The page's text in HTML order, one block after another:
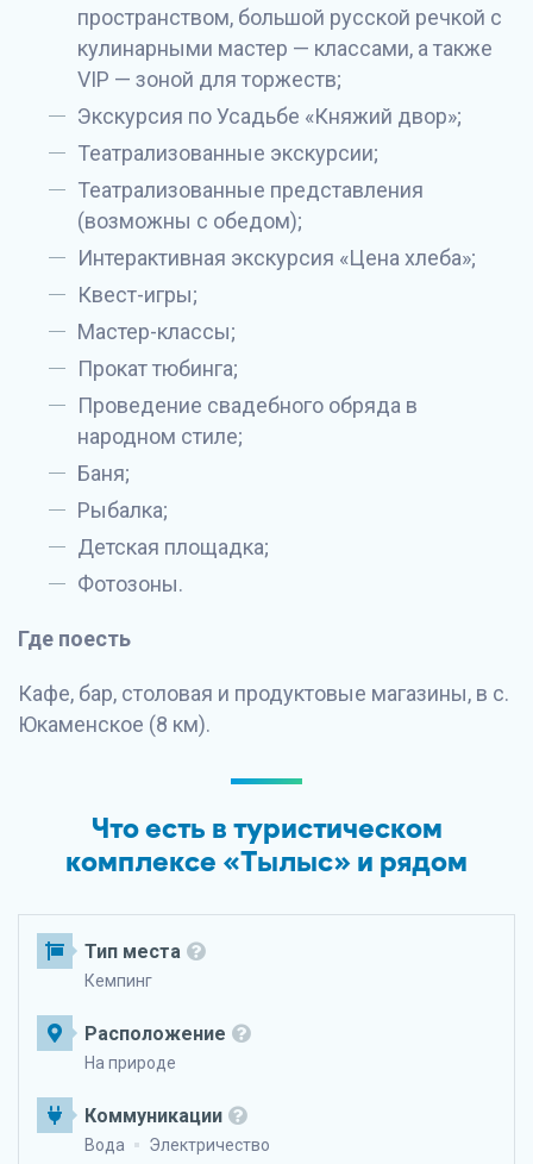
пространством, большой русской речкой с
кулинарными мастер — классами, а также
VIP — зоной для торжеств;
Экскурсия по Усадьбе «Княжий двор»;
Театрализованные экскурсии;
Театрализованные представления
(возможны с обедом);
Интерактивная экскурсия «Цена хлеба»;
Квест-игры;
Мастер-классы;
Прокат тюбинга;
Проведение свадебного обряда в
народном стиле;
Баня;
Рыбалка;
Детская площадка;
Фотозоны.
Где поесть
Кафе, бар, столовая и продуктовые магазины, в с.
Юкаменское (8 км).
Что есть в туристическом
комплексе «Тылыс» и рядом
Тип места
Кемпинг
Расположение
На природе
Коммуникации
Вода Электричество